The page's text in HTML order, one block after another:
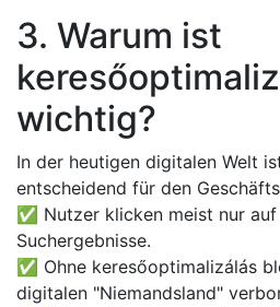
3. Warum ist
wichtig?
In der heutigen digitalen Welt
entscheidend für den
✅ Nutzer klicken meist nur
Suchergebnisse.
✅ Ohne keresőoptimalizálás
digitalen "Niemandsland"